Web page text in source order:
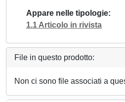
Appare nelle tipologie
1.1 Articolo in rivista
File in questo prodotto:
Non ci sono file associati a